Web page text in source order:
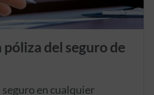
póliza del seguro de
seguro en cualquier